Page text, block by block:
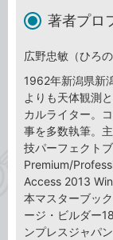
著者プロ
広野忠敏（ひろ
1962年新潟県新
よりも天体観測
カルライター。
事を多数執筆。
技パーフェクト
Premium/
Access 2013
本マスターブッ
ージ・ビルダー
ンプレスジャパ